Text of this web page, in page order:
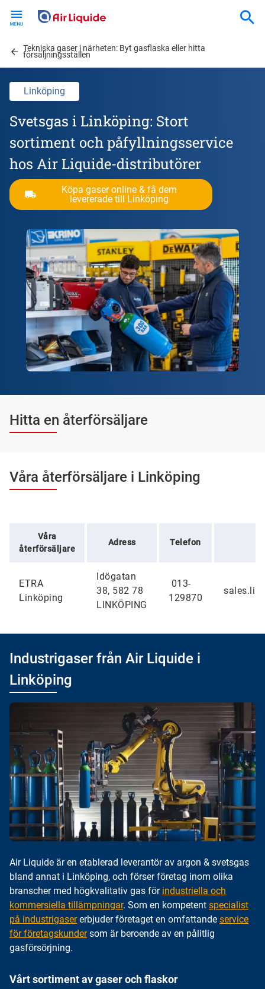
content
Tekniska gaser i närheten: Byt gasflaska eller hitta
försäljningsställen
Linköping
Svetsgas i Linköping: Stort
sortiment och påfyllningsservice
hos Air Liquide-distributörer
Köpa gaser online & få dem
levererade till Linköping
Hitta en återförsäljare
Våra återförsäljare i Linköping
Våra
återförsäljare
Adress Telefon
ETRA
Linköping
Idögatan
38, 582 78
LINKÖPING
013-
129870
Industrigaser från Air Liquide i
Linköping
Air Liquide är en etablerad leverantör av argon & svetsgas
bland annat i Linköping, och förser företag inom olika
branscher med högkvalitativ gas för industriella och
kommersiella tillämpningar. Som en kompetent specialist
på industrigasererbjuder företaget en omfattande service
för företagskundersom är beroende av en pålitlig
gasförsörjning.
Vårt sortiment av gaser och flaskor